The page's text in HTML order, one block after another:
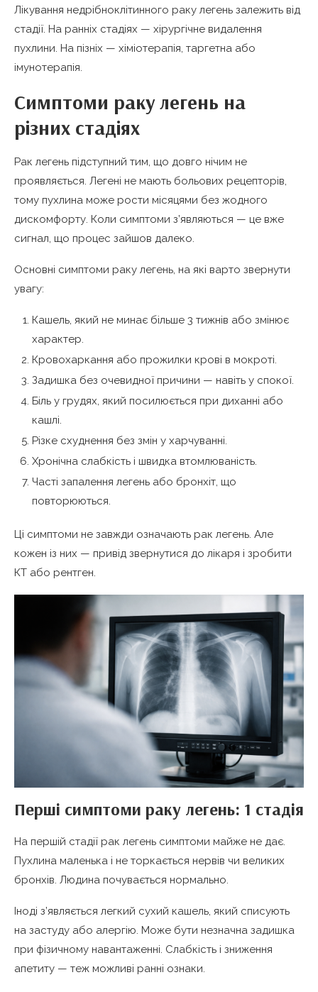
Лікування недрібноклітинного раку легень залежить від
стадії. На ранніх стадіях — хірургічне видалення
пухлини. На пізніх — хіміотерапія, таргетна або
імунотерапія.
Симптоми раку легень на
різних стадіях
Рак легень підступний тим, що довго нічим не
проявляється. Легені не мають больових рецепторів,
тому пухлина може рости місяцями без жодного
дискомфорту. Коли симптоми з’являються — це вже
сигнал, що процес зайшов далеко.
Основні симптоми раку легень, на які варто звернути
увагу:
Кашель, який не минає більше 3 тижнів або змінює
характер.
Кровохаркання або прожилки крові в мокроті.
Задишка без очевидної причини — навіть у спокої.
Біль у грудях, який посилюється при диханні або
кашлі.
Різке схуднення без змін у харчуванні.
Хронічна слабкість і швидка втомлюваність.
Часті запалення легень або бронхіт, що
повторюються.
Ці симптоми не завжди означають рак легень. Але
кожен із них — привід звернутися до лікаря і зробити
КТ або рентген.
Перші симптоми раку легень: 1 стадія
На першій стадії рак легень симптоми майже не дає.
Пухлина маленька і не торкається нервів чи великих
бронхів. Людина почувається нормально.
Іноді з’являється легкий сухий кашель, який списують
на застуду або алергію. Може бути незначна задишка
при фізичному навантаженні. Слабкість і зниження
апетиту — теж можливі ранні ознаки.